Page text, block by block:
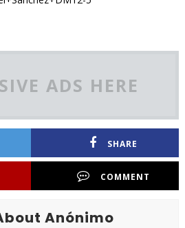
ADS HERE
SHARE
COMMENT
Anónimo